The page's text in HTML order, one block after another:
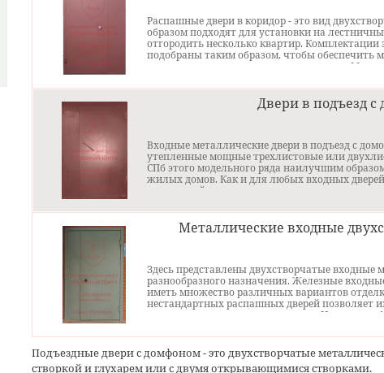
рассчитана на средний размер
больнице: ширину 1200 мм и
высоту 2050 мм. Если
можно изготовить изделие и
больших размеров, например
пропорционально увеличится.
Распашные двери в коридор - это вид
образом подходят для установки на
отгородить несколько квартир.
подобраны таким образом, чтобы обеспечить
при этом сохранить минимальную цену.
количеством разнообразных замков. Можно
простой конструкцией и отделкой; цена
отделкой получше будет несколько выше.
как в подготовленный проем, так и
Двери в подъезд
Входные металлические двери в подъезд с
утепленные мощные трехлистовые или
СПб этого модельного ряда наилучшим
жилых домов. Как и для любых входных
подъездной двери практически всегда
створкой, так и с обеими открывающимися
несколько вариантов более дорогих
открывающимися створками. Установка
домофоном состоит из двух стадий:
замка - всегда достаточно одного магнитного
исключения, как, например у кодовых дверей.
Металлические входные
Здесь представлены двухстворчатые входные
разнообразного назначения. Железные
иметь множество различных вариантов
нестандартных распашных дверей позволяет
двери на заказ по своим размерам. На нашем
двери больших размеров. Можно установить
конструкцией - это может быть самая
грунтом и одним замком, так и установка
Подъездные двери с домфоном- это двухстворчатые
створкой и глухарем или с двумя открывающимися створками.